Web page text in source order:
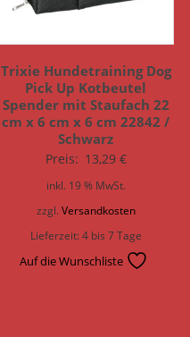
Trixie Hundetraining Dog
Pick Up Kotbeutel
Spender mit Staufach 22
cm x 6 cm x 6 cm 22842 /
Schwarz
Preis: 13,29 €
inkl. 19 % MwSt.
zzgl. Versandkosten
Lieferzeit:4 bis 7 Tage
Auf die Wunschliste